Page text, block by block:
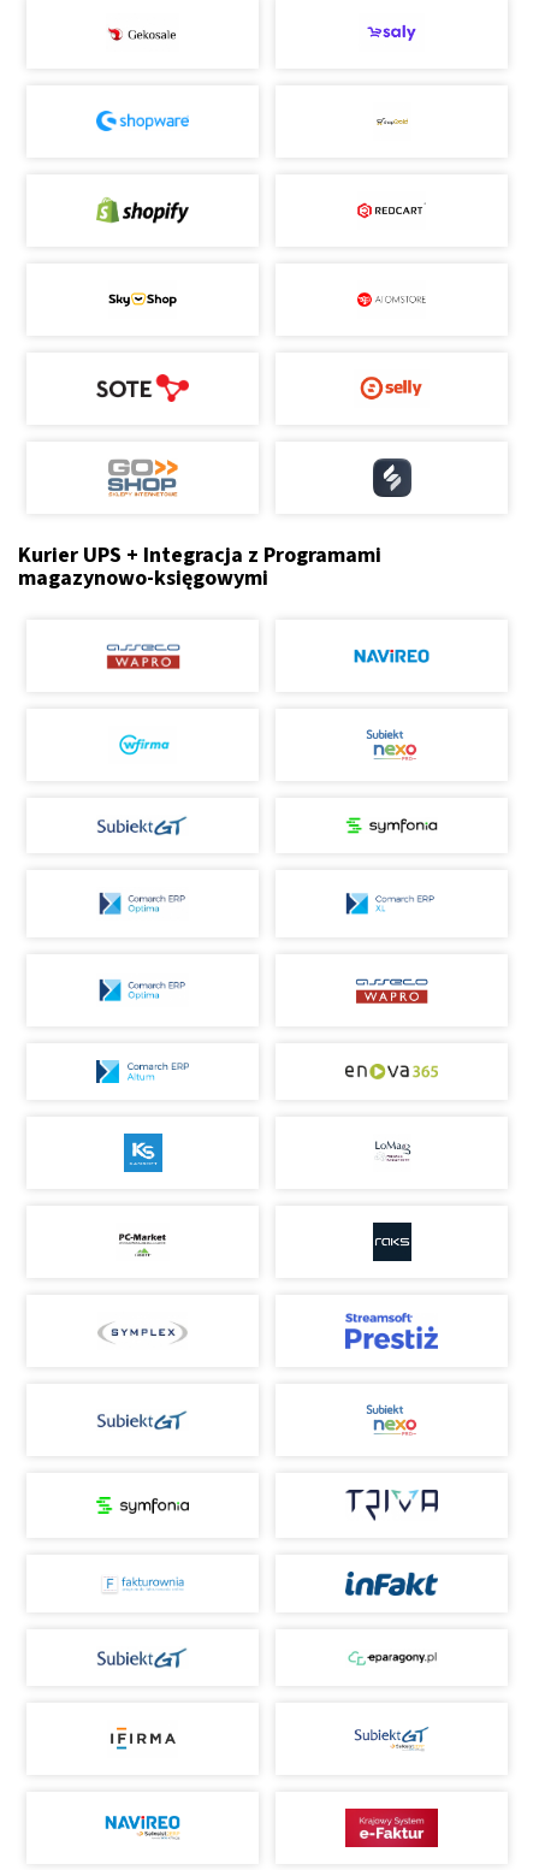
Kurier UPS + Integracja z Programami
magazynowo-księgowymi